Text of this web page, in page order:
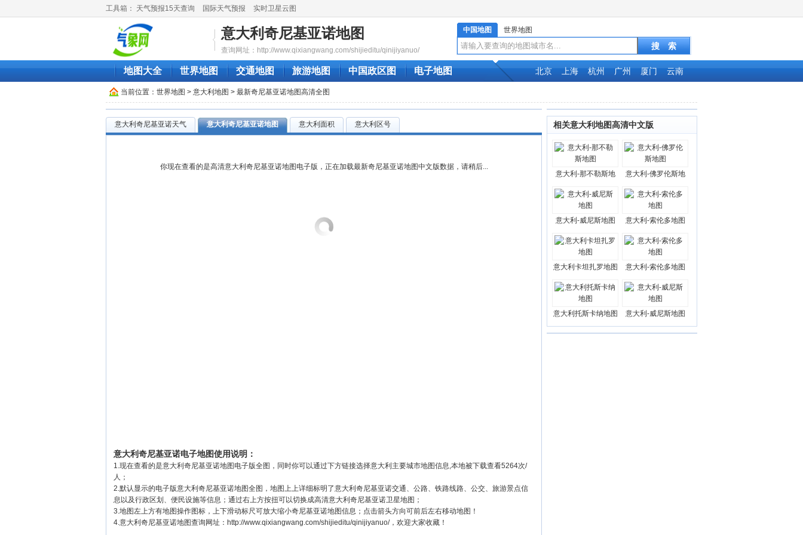
工具箱： 天气预报15天查询 国际天气预报 实时卫星云图
意大利奇尼基亚诺地图
查询网址：http://www.qixiangwang.com/shijieditu/qinijiyanuo/
中国地图 世界地图
地图大全 世界地图 交通地图 旅游地图 中国政区图 电子地图 北京 上海 杭州 广州 厦门 云南
当前位置： 世界地图 > 意大利地图 > 最新奇尼基亚诺地图高清全图
意大利奇尼基亚诺天气 意大利奇尼基亚诺地图 意大利面积 意大利区号
你现在查看的是高清意大利奇尼基亚诺地图电子版，正在加载最新奇尼基亚诺地图中文版数据，请稍后...
意大利奇尼基亚诺电子地图使用说明：
1.现在查看的是意大利奇尼基亚诺地图电子版全图，同时你可以通过下方链接选择意大利主要城市地图信息,本地被下载查看5264次/
人；
2.默认显示的电子版意大利奇尼基亚诺地图全图，地图上上详细标明了意大利奇尼基亚诺交通、公路、铁路线路、公交、旅游景点信
息以及行政区划、便民设施等信息；通过右上方按扭可以切换成高清意大利奇尼基亚诺卫星地图；
3.地图左上方有地图操作图标，上下滑动标尺可放大缩小奇尼基亚诺地图信息；点击箭头方向可前后左右移动地图！
4.意大利奇尼基亚诺地图查询网址：http://www.qixiangwang.com/shijieditu/qinijiyanuo/，欢迎大家收藏！
相关意大利地图高清中文版
意大利-那不勒斯地 意大利-佛罗伦斯地
意大利-威尼斯地图 意大利-索伦多地图
意大利卡坦扎罗地图 意大利-索伦多地图
意大利托斯卡纳地图 意大利-威尼斯地图